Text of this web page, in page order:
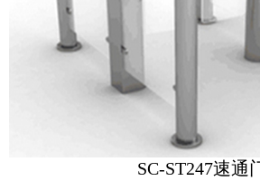
SC-ST247速通